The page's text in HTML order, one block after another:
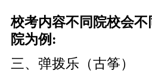
校考内容不同院校会
院为例:
三、弹拨乐（古筝）